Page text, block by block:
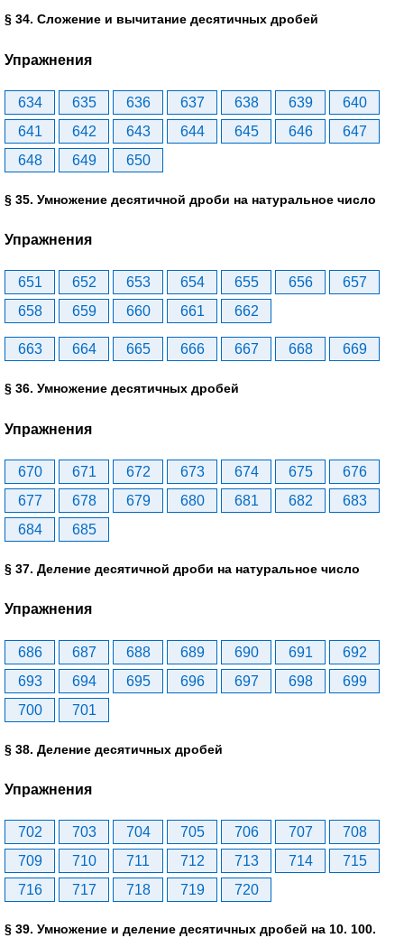
§ 34. Сложение и вычитание десятичных дробей
Упражнения
634 635 636 637 638 639
640
641
642 643 644 645 646
647
648
649 650
§ 35. Умножение десятичной дроби на натуральное число
Упражнения
651 652 653 654 655 656
657
658
659 660 661 662
663 664 665 666 667 668 669
§ 36. Умножение десятичных дробей
Упражнения
670 671 672 673 674 675
676
677
678 679 680 681 682
683
684
685
§ 37. Деление десятичной дроби на натуральное число
Упражнения
686 687 688 689 690 691
692
693
694 695 696 697 698
699
700
701
§ 38. Деление десятичных дробей
Упражнения
702 703 704 705 706 707
708
709
710 711 712 713 714
715
716
717 718 719 720
§ 39. Умножение и деление десятичных дробей на 10. 100.